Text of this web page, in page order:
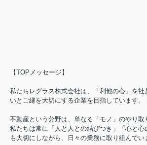
【TOPメッセージ】
私たちレグラス株式会社は、「利他の心」を社
いとご縁を大切にする企業を目指しています。
不動産という分野は、単なる「モノ」のやり取
私たちは常に「人と人との結びつき」「心と心
も大切にしながら、日々の業務に取り組んでい